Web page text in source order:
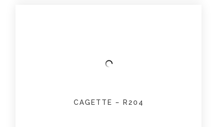
CAGETTE – R204